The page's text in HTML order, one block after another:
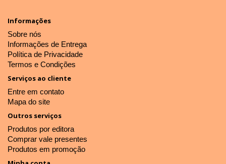
Informações
Sobre nós
Informações de Entrega
Política de Privacidade
Termos e Condições
Serviços ao cliente
Entre em contato
Mapa do site
Outros serviços
Produtos por editora
Comprar vale presentes
Produtos em promoção